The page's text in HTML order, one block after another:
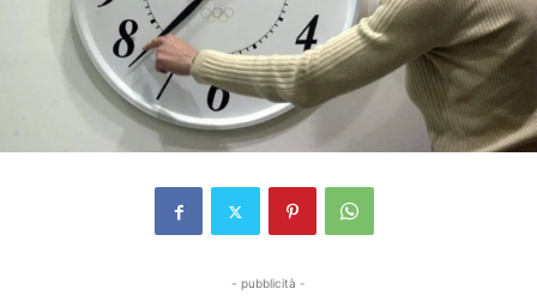
- pubblicità -